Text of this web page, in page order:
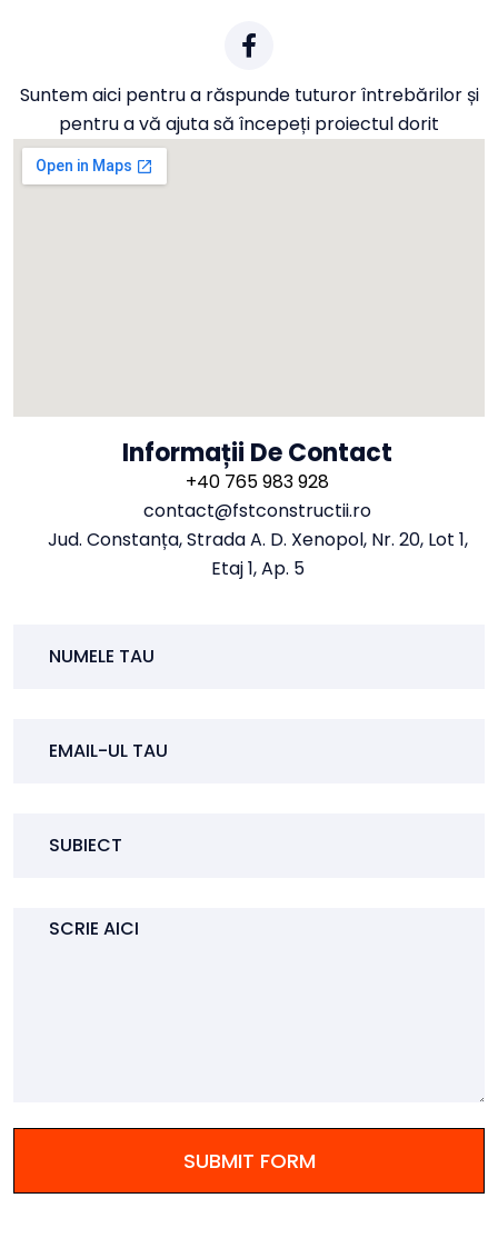
Suntem aici pentru a răspunde tuturor întrebărilor și
pentru a vă ajuta să începeți proiectul dorit
Informații De Contact
+40 765 983 928
contact@fstconstructii.ro
Jud. Constanța, Strada A. D. Xenopol, Nr. 20, Lot 1,
Etaj 1, Ap. 5
SUBMIT FORM